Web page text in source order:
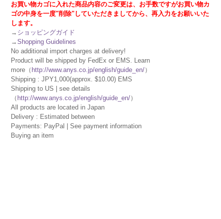
お買い物カゴに入れた商品内容のご変更は、お手数ですがお買い物カ
ゴの中身を一度"削除"していただきましてから、再入力をお願いいた
します。
→ ショッピングガイド
→Shopping Guidelines
No additional import charges at delivery!
Product will be shipped by FedEx or EMS. Learn
more（ http://www.anys.co.jp/english/guide_en/）
Shipping : JPY1,000(approx. $10.00) EMS
Shipping to US | see details
（ http://www.anys.co.jp/english/guide_en/）
All products are located in Japan
Delivery : Estimated between
Payments: PayPal | See payment information
Buying an item